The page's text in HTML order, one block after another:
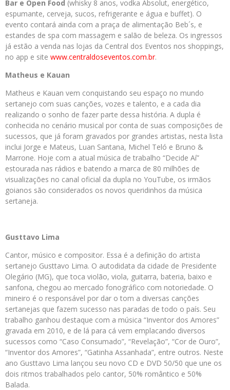
Bar e Open Food (whisky 8 anos, vodka Absolut, energético,
espumante, cerveja, sucos, refrigerante e água e buffet). O
evento contará ainda com a praça de alimentação Beb´s, e
estandes de spa com massagem e salão de beleza. Os ingressos
já estão a venda nas lojas da Central dos Eventos nos shoppings,
no app e site www.centraldoseventos.com.br.
Matheus e Kauan
Matheus e Kauan vem conquistando seu espaço no mundo
sertanejo com suas canções, vozes e talento, e a cada dia
realizando o sonho de fazer parte dessa história. A dupla é
conhecida no cenário musical por conta de suas composições de
sucessos, que já foram gravados por grandes artistas, nesta lista
inclui Jorge e Mateus, Luan Santana, Michel Teló e Bruno &
Marrone. Hoje com a atual música de trabalho “Decide Aí”
estourada nas rádios e batendo a marca de 80 milhões de
visualizações no canal oficial da dupla no YouTube, os irmãos
goianos são considerados os novos queridinhos da música
sertaneja.
Gusttavo Lima
Cantor, músico e compositor. Essa é a definição do artista
sertanejo Gusttavo Lima. O autodidata da cidade de Presidente
Olegário (MG), que toca violão, viola, guitarra, bateria, baixo e
sanfona, chegou ao mercado fonográfico com notoriedade. O
mineiro é o responsável por dar o tom a diversas canções
sertanejas que fazem sucesso nas paradas de todo o país. Seu
trabalho ganhou destaque com a música “Inventor dos Amores”
gravada em 2010, e de lá para cá vem emplacando diversos
sucessos como “Caso Consumado”, “Revelação”, “Cor de Ouro”,
“Inventor dos Amores”, “Gatinha Assanhada”, entre outros. Neste
ano Gusttavo Lima lançou seu novo CD e DVD 50/50 que une os
dois ritmos trabalhados pelo cantor, 50% romântico e 50%
Balada.